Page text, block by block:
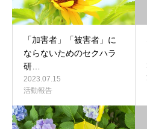
「加害者」「被害者」に
ならないためのセクハラ
研…
2023.07.15
活動報告